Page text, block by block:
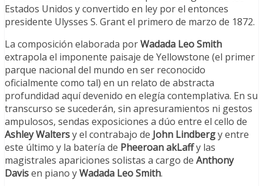
Estados Unidos y convertido en ley por el entonces
presidente Ulysses S. Grant el primero de marzo de 1872.
La composición elaborada porWadada Leo Smith
extrapola el imponente paisaje de Yellowstone (el primer
parque nacional del mundo en ser reconocido
oficialmente como tal) en un relato de abstracta
profundidad aquí devenido en elegía contemplativa. En su
transcurso se sucederán, sin apresuramientos ni gestos
ampulosos, sendas exposiciones a dúo entre el cello de
Ashley Waltersy el contrabajo de John Lindbergy entre
este último y la batería de Pheeroan akLaffy las
magistrales apariciones solistas a cargo de Anthony
Davisen piano yWadada Leo Smith.